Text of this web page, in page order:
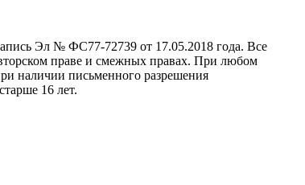
Эл № ФС77-72739 от 17.05.2018 года. Все
праве и смежных правах. При любом
наличии письменного разрешения
16 лет.